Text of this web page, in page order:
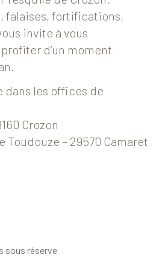
falaises, fortifications,
invite à vous
d’un moment
dans les offices de
Crozon
Toudouze – 29570 Camaret
sous réserve